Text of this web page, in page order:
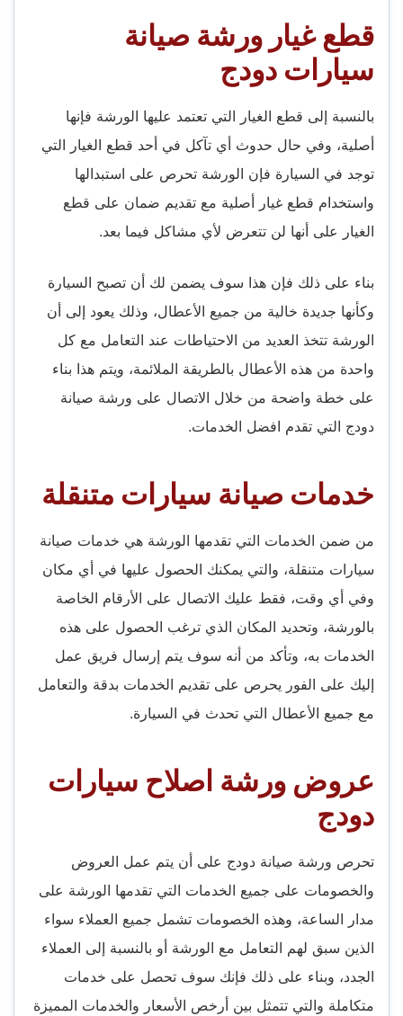
قطع غيار ورشة صيانة
سيارات دودج
بالنسبة إلى قطع الغيار التي تعتمد عليها الورشة فإنها
أصلية، وفي حال حدوث أي تآكل في أحد قطع الغيار التي
توجد في السيارة فإن الورشة تحرص على استبدالها
واستخدام قطع غيار أصلية مع تقديم ضمان على قطع
الغيار على أنها لن تتعرض لأي مشاكل فيما بعد.
بناء على ذلك فإن هذا سوف يضمن لك أن تصبح السيارة
وكأنها جديدة خالية من جميع الأعطال، وذلك يعود إلى أن
الورشة تتخذ العديد من الاحتياطات عند التعامل مع كل
واحدة من هذه الأعطال بالطريقة الملائمة، ويتم هذا بناء
على خطة واضحة من خلال الاتصال على ورشة صيانة
دودج التي تقدم افضل الخدمات.
خدمات صيانة سيارات متنقلة
من ضمن الخدمات التي تقدمها الورشة هي خدمات صيانة
سيارات متنقلة، والتي يمكنك الحصول عليها في أي مكان
وفي أي وقت، فقط عليك الاتصال على الأرقام الخاصة
بالورشة، وتحديد المكان الذي ترغب الحصول على هذه
الخدمات به، وتأكد من أنه سوف يتم إرسال فريق عمل
إليك على الفور يحرص على تقديم الخدمات بدقة والتعامل
مع جميع الأعطال التي تحدث في السيارة.
عروض ورشة اصلاح سيارات
دودج
تحرص ورشة صيانة دودج على أن يتم عمل العروض
والخصومات على جميع الخدمات التي تقدمها الورشة على
مدار الساعة، وهذه الخصومات تشمل جميع العملاء سواء
الذين سبق لهم التعامل مع الورشة أو بالنسبة إلى العملاء
الجدد، وبناء على ذلك فإنك سوف تحصل على خدمات
متكاملة والتي تتمثل بين أرخص الأسعار والخدمات المميزة